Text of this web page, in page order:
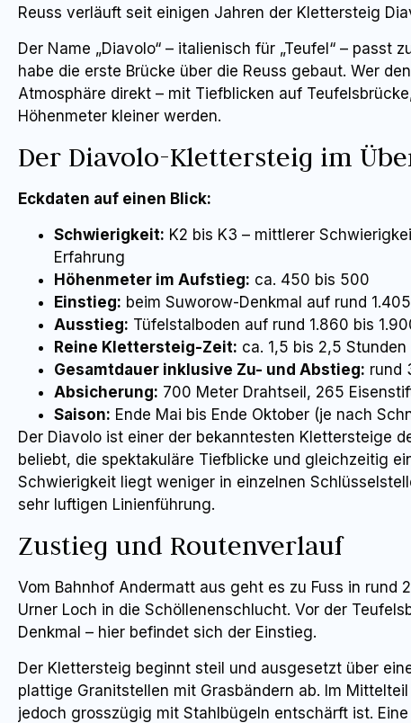
Reuss verläuft seit einigen Jahren der Klettersteig
Der Name „Diavolo“ – italienisch für „Teufel“ – passt
habe die erste Brücke über die Reuss gebaut. Wer
Atmosphäre direkt – mit Tiefblicken auf
Höhenmeter kleiner werden.
Der Diavolo-Klettersteig im
Eckdaten auf einen Blick:
Schwierigkeit: K2 bis K3 – mittlerer
Erfahrung
Höhenmeter im Aufstieg: ca. 450 bis 500
Einstieg: beim Suworow-Denkmal auf rund
Ausstieg: Tüfelstalboden auf rund 1.860 bis
Reine Klettersteig-Zeit: ca. 1,5 bis 2,5 Stunden
Gesamtdauer inklusive Zu- und Abstieg: rund
Absicherung: 700 Meter Drahtseil, 265
Saison: Ende Mai bis Ende Oktober (je nach
Der Diavolo ist einer der bekanntesten Klettersteige
beliebt, die spektakuläre Tiefblicke und gleichzeitig
Schwierigkeit liegt weniger in einzelnen
sehr luftigen Linienführung.
Zustieg und Routenverlauf
Vom Bahnhof Andermatt aus geht es zu Fuss in
Urner Loch in die Schöllenenschlucht. Vor der
Denkmal – hier befindet sich der Einstieg.
Der Klettersteig beginnt steil und ausgesetzt über
plattige Granitstellen mit Grasbändern ab. Im
jedoch grosszügig mit Stahlbügeln entschärft ist.